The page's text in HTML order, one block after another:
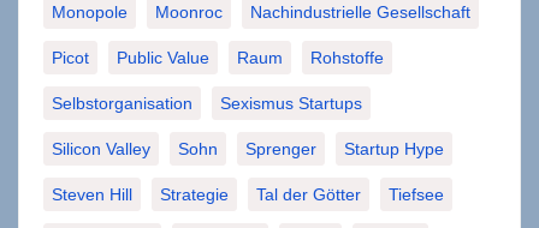
Monopole Moonroc Nachindustrielle Gesellschaft
Picot Public Value Raum Rohstoffe
Selbstorganisation Sexismus Startups
Silicon Valley Sohn Sprenger Startup Hype
Steven Hill Strategie Tal der Götter Tiefsee